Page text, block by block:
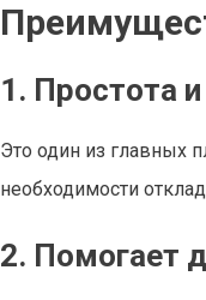
1. Простота
Это один из главных
необходимости
2. Помогает